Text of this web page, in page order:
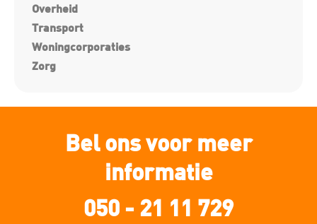
Overheid
Transport
Woningcorporaties
Zorg
Bel ons voor meer
informatie
050 - 21 11 729